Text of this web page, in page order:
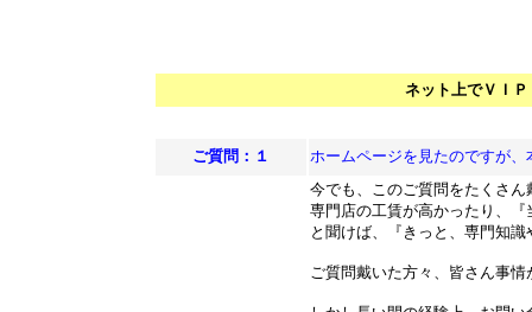
ネット上でＶＩ
ご質問：１ ホームページを見たのですが
今でも、このご質問をたくさん
専門店の工賃が高かったり、
と聞けば、『きっと、専門知
ご質問戴いた方々、皆さん事